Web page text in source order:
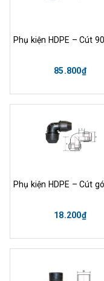
85.800₫
18.200₫